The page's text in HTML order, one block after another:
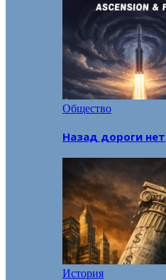
Общество
Назад дороги нет
История